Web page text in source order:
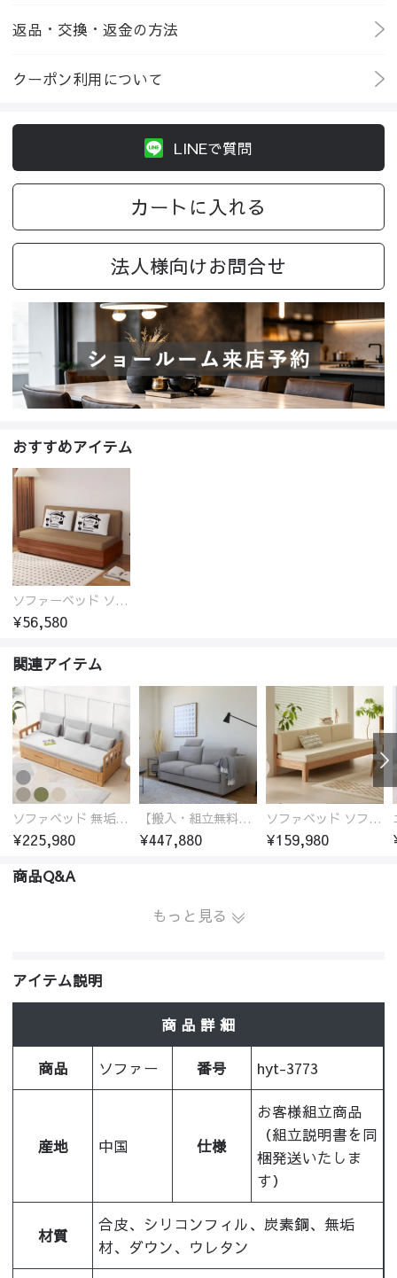
返品・交換・返金の方法
クーポン利用について
LINEで質問
カートに入れる
法人様向けお問合せ
おすすめアイテム
ソファーベッド ソファベッド 2人 3人掛け 「幅100～180cm」ソファー ソファーベッド 1人掛け 2人掛け 3人掛け 収納付き 北欧 コンパクト-fsx-1005
¥56,580
関連アイテム
ソファベッド 無垢材フレーム
¥225,980
【搬入・組立無料、時間限定】社長おすすめソファベッド 2人掛け～3人掛け
¥447,880
ソファベッド ソファーベッド ソファ ベッド 木製 北欧 伸長式 ベージュ 3人掛け オーク
¥159,980
商品Q&A
もっと見る
アイテム説明
商 品 詳 細
商品 ソファー 番号 hyt-3773
産地 中国 仕様
お客様組立商品
（組立説明書を同
梱発送いたしま
す）
材質
合皮、シリコンフィル、炭素鋼、無垢
材、ダウン、ウレタン